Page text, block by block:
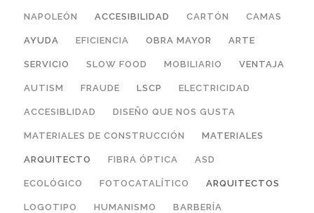
NAPOLEÓN ACCESIBILIDAD CARTÓN CAMAS
AYUDA EFICIENCIA OBRA MAYOR ARTE
SERVICIO SLOW FOOD MOBILIARIO VENTAJA
AUTISM FRAUDE LSCP ELECTRICIDAD
ACCESIBLIDAD DISEÑO QUE NOS GUSTA
MATERIALES DE CONSTRUCCIÓN MATERIALES
ARQUITECTO FIBRA ÓPTICA ASD
ECOLÓGICO FOTOCATALÍTICO ARQUITECTOS
LOGOTIPO HUMANISMO BARBERÍA